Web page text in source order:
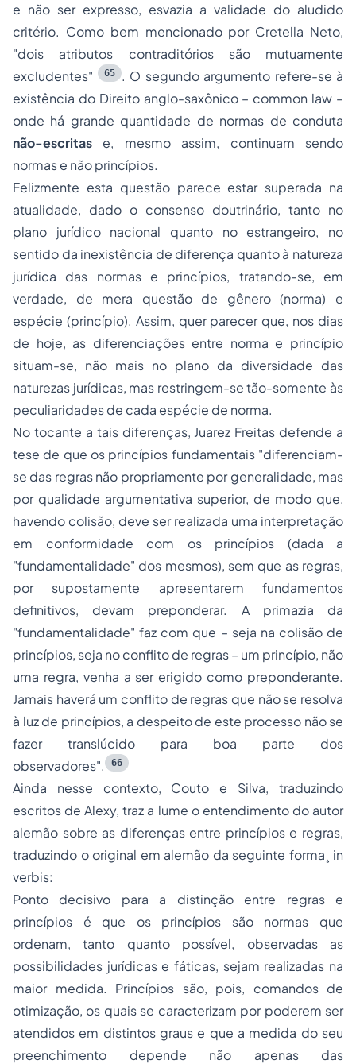
e não ser expresso, esvazia a validade do aludido
critério. Como bem mencionado por Cretella Neto,
"dois atributos contraditórios são mutuamente
excludentes"
65 . O segundo argumento refere-se à
existência do Direito anglo-saxônico – common law –
onde há grande quantidade de normas de conduta
não-escritas e, mesmo assim, continuam sendo
normas e não princípios.
Felizmente esta questão parece estar superada na
atualidade, dado o consenso doutrinário, tanto no
plano jurídico nacional quanto no estrangeiro, no
sentido da inexistência de diferença quanto à natureza
jurídica das normas e princípios, tratando-se, em
verdade, de mera questão de gênero (norma) e
espécie (princípio). Assim, quer parecer que, nos dias
de hoje, as diferenciações entre norma e princípio
situam-se, não mais no plano da diversidade das
naturezas jurídicas, mas restringem-se tão-somente às
peculiaridades de cada espécie de norma.
No tocante a tais diferenças, Juarez Freitas defende a
tese de que os princípios fundamentais "diferenciam-
se das regras não propriamente por generalidade, mas
por qualidade argumentativa superior, de modo que,
havendo colisão, deve ser realizada uma interpretação
em conformidade com os princípios (dada a
"fundamentalidade" dos mesmos), sem que as regras,
por supostamente apresentarem fundamentos
definitivos, devam preponderar. A primazia da
"fundamentalidade" faz com que – seja na colisão de
princípios, seja no conflito de regras – um princípio, não
uma regra, venha a ser erigido como preponderante.
Jamais haverá um conflito de regras que não se resolva
à luz de princípios, a despeito de este processo não se
fazer translúcido para boa parte dos
observadores". 66
Ainda nesse contexto, Couto e Silva, traduzindo
escritos de Alexy, traz a lume o entendimento do autor
alemão sobre as diferenças entre princípios e regras,
traduzindo o original em alemão da seguinte forma¸ in
verbis:
Ponto decisivo para a distinção entre regras e
princípios é que os princípios são normas que
ordenam, tanto quanto possível, observadas as
possibilidades jurídicas e fáticas, sejam realizadas na
maior medida. Princípios são, pois, comandos de
otimização, os quais se caracterizam por poderem ser
atendidos em distintos graus e que a medida do seu
preenchimento depende não apenas das